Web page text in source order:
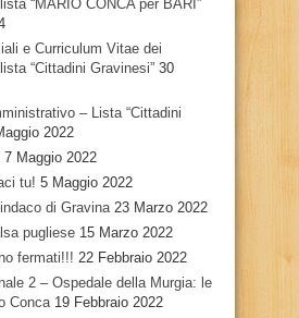
“MARIO CONCA per BARI”
e Curriculum Vitae dei
“Cittadini Gravinesi” 30
– Lista “Cittadini
2022
7 Maggio 2022
tu! 5 Maggio 2022
di Gravina 23 Marzo 2022
pugliese 15 Marzo 2022
fermati!!! 22 Febbraio 2022
2 – Ospedale della Murgia: le
Conca 19 Febbraio 2022